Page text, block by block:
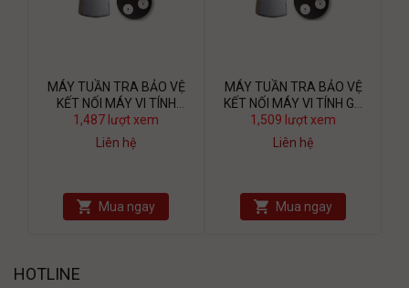
MÁY TUẦN TRA BẢO VỆ
KẾT NỐI MÁY VI TÍNH
MITA 9000E
1,487 lượt xem
Liên hệ
Mua ngay
MÁY TUẦN TRA BẢO VỆ
KẾT NỐI MÁY VI TÍNH GS
8100C
1,509 lượt xem
Liên hệ
Mua ngay
HOTLINE